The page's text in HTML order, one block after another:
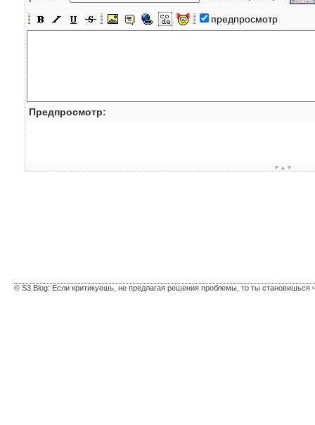
предпросмотр
Предпросмотр:
▼▲▼
© S3.Blog: Если критикуешь, не предлагая решения проблемы, то ты становишься